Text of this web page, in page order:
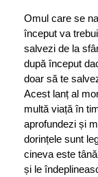
Omul care se
început va
salvezi de la
după început
doar să te
Acest lanț al
multă viață în
aprofundezi și
dorințele sunt
cineva este
și le